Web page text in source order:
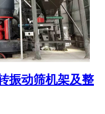
振动筛机架及整